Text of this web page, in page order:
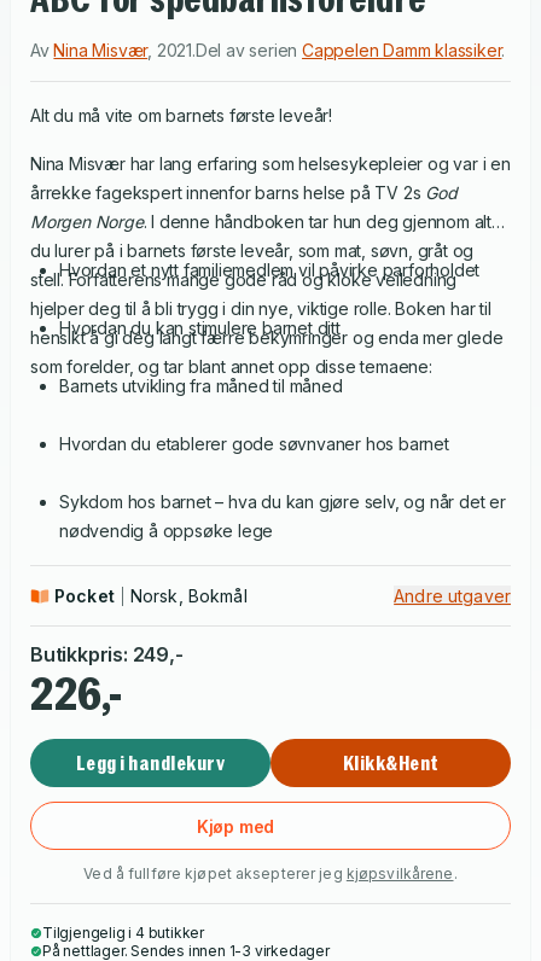
AvNina Misvær, 2021.Del av serienCappelen Damm klassiker.
Alt du må vite om barnets første leveår!
Nina Misvær har lang erfaring som helsesykepleier og var i en
årrekke fagekspert innenfor barns helse på TV 2s God
Morgen Norge. I denne håndboken tar hun deg gjennom alt
du lurer på i barnets første leveår, som mat, søvn, gråt og
stell. Forfatterens mange gode råd og kloke veiledning
hjelper deg til å bli trygg i din nye, viktige rolle. Boken har til
hensikt å gi deg langt færre bekymringer og enda mer glede
som forelder, og tar blant annet opp disse temaene:
Hvordan et nytt familiemedlem vil påvirke parforholdet
Hvordan du kan stimulere barnet ditt
Barnets utvikling fra måned til måned
Hvordan du etablerer gode søvnvaner hos barnet
Sykdom hos barnet – hva du kan gjøre selv, og når det er
nødvendig å oppsøke lege
Pocket Norsk, Bokmål Andre utgaver
Butikkpris: 249,-
226,-
Legg i handlekurv Klikk&Hent
Kjøp med
Ved å fullføre kjøpet aksepterer jeg kjøpsvilkårene .
Tilgjengelig i 4 butikker
På nettlager. Sendes innen 1-3 virkedager